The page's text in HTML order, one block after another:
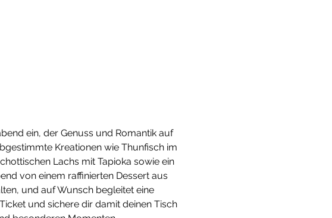
ein, der Genuss und Romantik auf
Kreationen wie Thunfisch im
Lachs mit Tapioka sowie ein
von einem raffinierten Dessert aus
und auf Wunsch begleitet eine
und sichere dir damit deinen Tisch